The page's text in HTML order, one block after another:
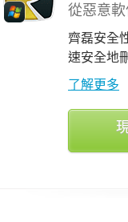
從惡意
齊磊安全
速安全地
了解更多